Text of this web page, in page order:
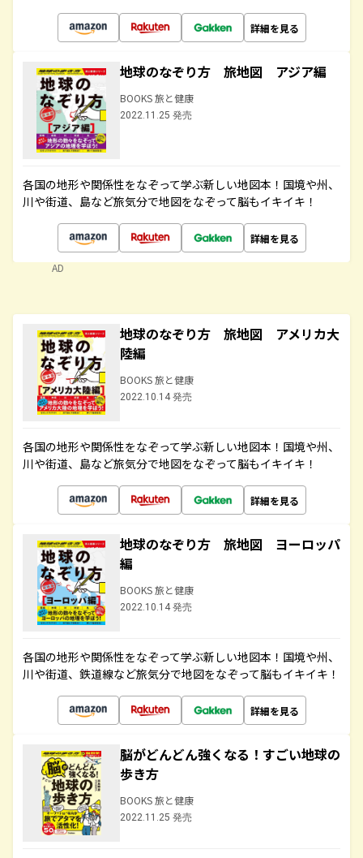
詳細を見る
地球のなぞり方 旅地図 アジア編
BOOKS 旅と健康
2022.11.25 発売
各国の地形や関係性をなぞって学ぶ新しい地図本！国境や州、
川や街道、島など旅気分で地図をなぞって脳もイキイキ！
詳細を見る
AD
地球のなぞり方 旅地図 アメリカ大
陸編
BOOKS 旅と健康
2022.10.14 発売
各国の地形や関係性をなぞって学ぶ新しい地図本！国境や州、
川や街道、島など旅気分で地図をなぞって脳もイキイキ！
詳細を見る
地球のなぞり方 旅地図 ヨーロッパ
編
BOOKS 旅と健康
2022.10.14 発売
各国の地形や関係性をなぞって学ぶ新しい地図本！国境や州、
川や街道、鉄道線など旅気分で地図をなぞって脳もイキイキ！
詳細を見る
脳がどんどん強くなる！すごい地球の
歩き方
BOOKS 旅と健康
2022.11.25 発売